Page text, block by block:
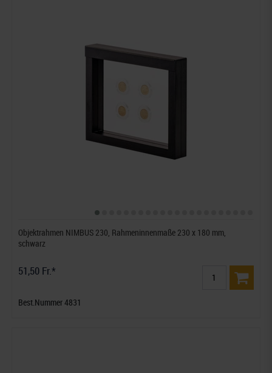
Objektrahmen NIMBUS 230, Rahmeninnenmaße 230 x 180 mm,
schwarz
51,50 Fr.*
Best.Nummer 4831